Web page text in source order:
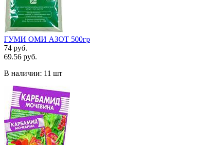
ГУМИ ОМИ АЗОТ 500гр
74 руб.
69.56 руб.
В наличии: 11 шт